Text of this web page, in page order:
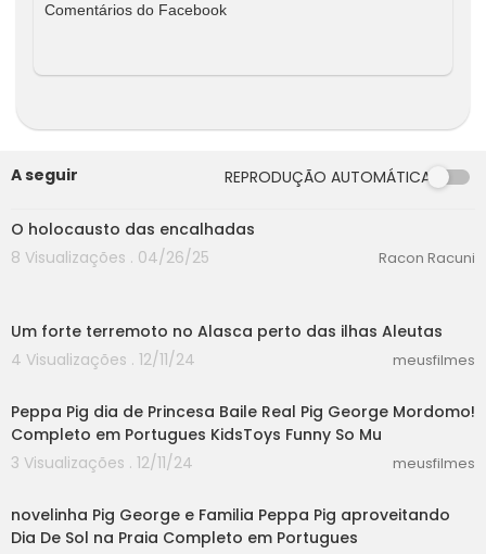
Comentários do Facebook
A seguir REPRODUÇÃO AUTOMÁTICA
00:00
O holocausto das encalhadas
8 Visualizações . 04/26/25
Racon Racuni
Um forte terremoto no Alasca perto das ilhas Aleutas
4 Visualizações . 12/11/24
meusfilmes
Peppa Pig dia de Princesa Baile Real Pig George Mordomo!
Completo em Portugues KidsToys Funny So Mu
3 Visualizações . 12/11/24
meusfilmes
novelinha Pig George e Familia Peppa Pig aproveitando
Dia De Sol na Praia Completo em Portugues